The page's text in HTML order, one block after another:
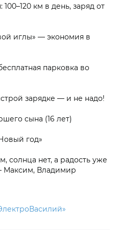
км в день, заряд от
иглы» — экономия в
парковка во
зарядке — и не надо!
сына (16 лет)
год»
солнца нет, а радость уже
Максим, Владимир